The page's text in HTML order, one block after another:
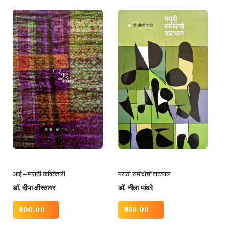
आई – मराठी कवितेतली
डॉ. दीपा क्षीरसागर
500.00
मराठी समीक्षेची वाटचाल
डॉ. नीला पांढरे
350.00